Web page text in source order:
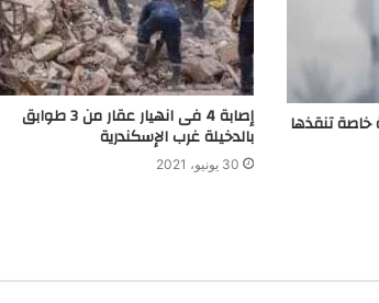
تنقذها إصابة 4 فى انهيار عقار من 3 طوابق
بالدخيلة غرب الإسكندرية
30 يونيو، 2021